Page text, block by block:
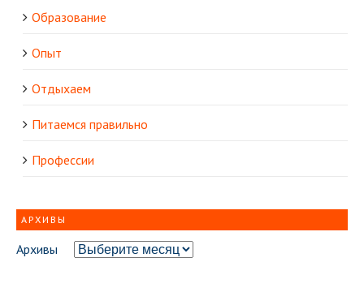
Образование
Опыт
Отдыхаем
Питаемся правильно
Профессии
АРХИВЫ
Архивы